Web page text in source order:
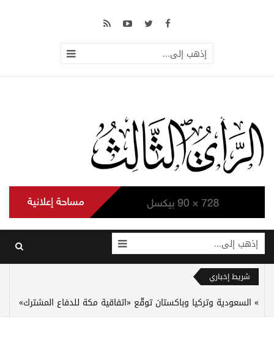
إذهب إلى...
إذهب إلى...
شريط إخباري
السعودية وتركيا وباكستان توقّع «اتفاقية مكة للدفاع المشترك»